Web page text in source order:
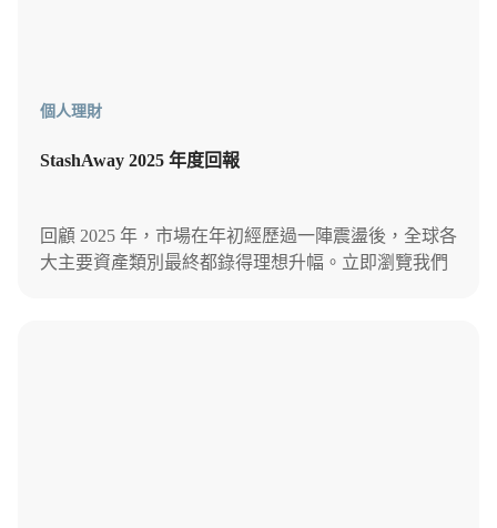
個人理財
StashAway 2025 年度回報
回顧 2025 年，市場在年初經歷過一陣震盪後，全球各
大主要資產類別最終都錄得理想升幅。立即瀏覽我們